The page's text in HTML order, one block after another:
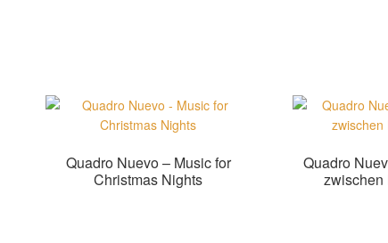
Quadro Nuevo – Music for
Christmas Nights
Quadro
zwischen